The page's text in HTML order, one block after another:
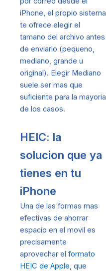
iPhone, el propio sistema
te ofrece elegir el
tamano del archivo antes
de enviarlo (pequeno,
mediano, grande u
original). Elegir Mediano
suele ser mas que
suficiente para la mayoria
de los casos.
HEIC: la
solucion que ya
tienes en tu
iPhone
Una de las formas mas
efectivas de ahorrar
espacio en el movil es
precisamente
aprovechar el formato
HEIC de Apple, que